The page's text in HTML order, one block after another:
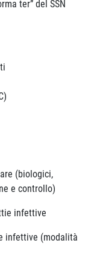
ter” del SSN
(biologici,
e controllo)
infettive
infettive (modalità